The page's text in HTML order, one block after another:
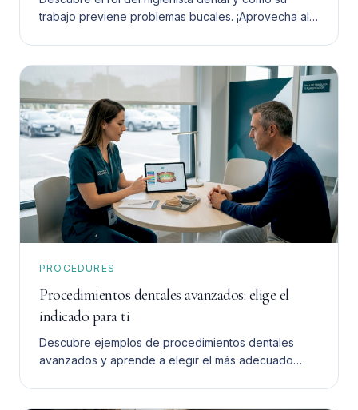
trabajo previene problemas bucales. ¡Aprovecha al
PROCEDURES
Procedimientos dentales avanzados: elige el
indicado para ti
Descubre ejemplos de procedimientos dentales
avanzados y aprende a elegir el más adecuado